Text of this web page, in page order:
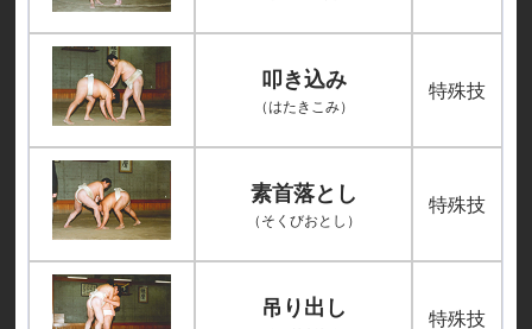
叩き込み
（はたきこみ）
特殊技
素首落とし
（そくびおとし）
特殊技
吊り出し 特殊技